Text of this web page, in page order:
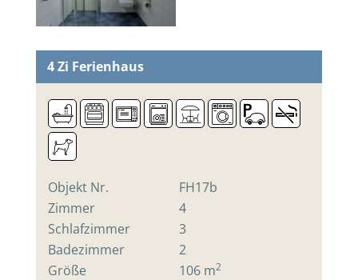
4 Zi Ferienhaus
Objekt Nr.
FH17b
Zimmer
4
Schlafzimmer
3
Badezimmer
2
Größe
106 m2